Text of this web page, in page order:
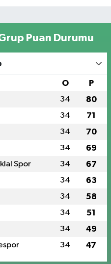
Grup Puan Durumu
O P
34 80
34 71
34 70
34 69
Spor 34 67
34 63
34 58
34 51
34 49
34 47